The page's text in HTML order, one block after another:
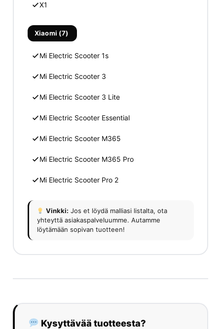
X1
Xiaomi (7)
Mi Electric Scooter 1s
Mi Electric Scooter 3
Mi Electric Scooter 3 Lite
Mi Electric Scooter Essential
Mi Electric Scooter M365
Mi Electric Scooter M365 Pro
Mi Electric Scooter Pro 2
Vinkki: Jos et löydä malliasi listalta, ota
yhteyttä asiakaspalveluumme. Autamme
löytämään sopivan tuotteen!
Kysyttävää tuotteesta?